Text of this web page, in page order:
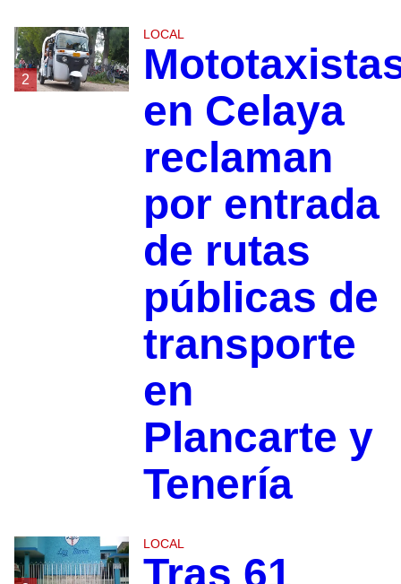
2
LOCAL
en Celaya
reclaman
por entrada
de rutas
públicas de
transporte
en
Plancarte y
Tenería
LOCAL
Tras 61